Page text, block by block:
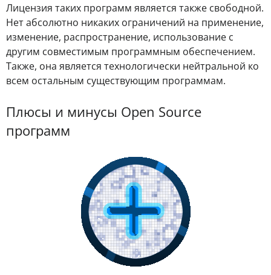
Лицензия таких программ является также свободной.
Нет абсолютно никаких ограничений на применение,
изменение, распространение, использование с
другим совместимым программным обеспечением.
Также, она является технологически нейтральной ко
всем остальным существующим программам.
Плюсы и минусы Open Source
программ